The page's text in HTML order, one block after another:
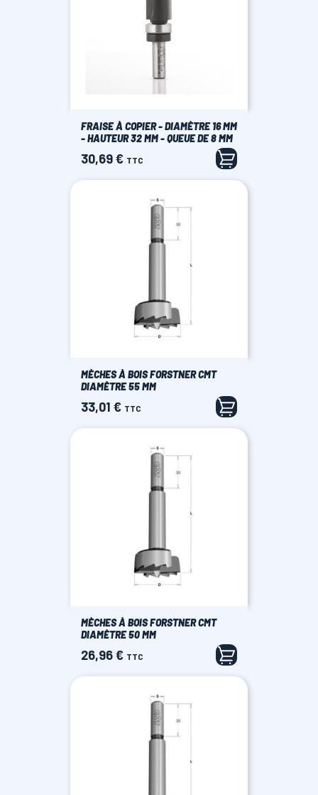
FRAISE À COPIER - DIAMÈTRE 16 MM
- HAUTEUR 32 MM - QUEUE DE 8 MM
Prix
30,69 € TTC
MÈCHES À BOIS FORSTNER CMT
DIAMÈTRE 55 MM
Prix
33,01 € TTC
MÈCHES À BOIS FORSTNER CMT
DIAMÈTRE 50 MM
Prix
26,96 € TTC